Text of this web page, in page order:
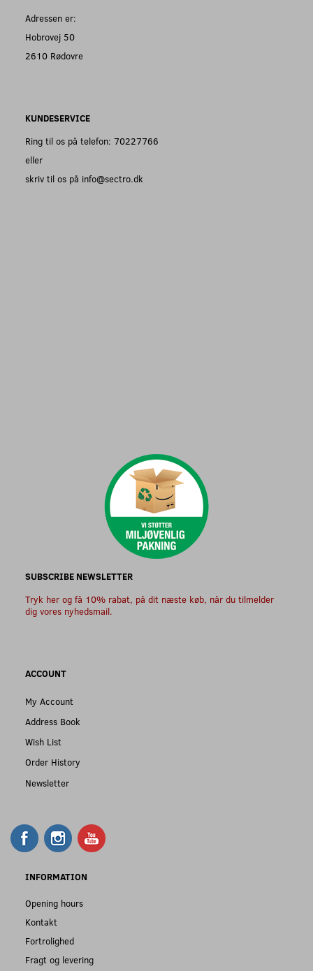
Adressen er:
Hobrovej 50
2610 Rødovre
KUNDESERVICE
Ring til os på telefon: 70227766
eller
skriv til os på info@sectro.dk
SUBSCRIBE NEWSLETTER
Tryk her og få 10% rabat, på dit næste køb, når du tilmelder
dig vores nyhedsmail.
ACCOUNT
My Account
Address Book
Wish List
Order History
Newsletter
INFORMATION
Opening hours
Kontakt
Fortrolighed
Fragt og levering